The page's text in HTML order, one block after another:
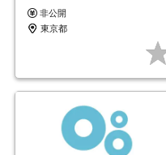
非公開
東京都